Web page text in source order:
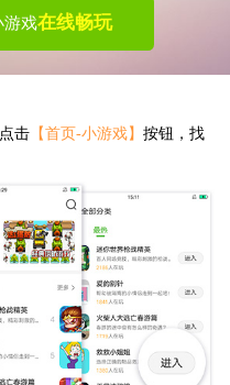
游戏在线畅玩
击【首页-小游戏】 按钮，找